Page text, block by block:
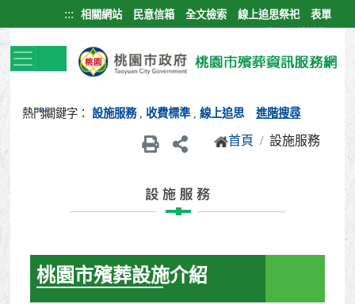
跳到主要內容區塊
::: 相關網站 民意信箱 全文檢索 線上追思祭祀
表單
熱門關鍵字： 設施服務, 收費標準,線上追思 進階搜尋
首頁 設施服務
:::
桃園市殯葬設施介紹